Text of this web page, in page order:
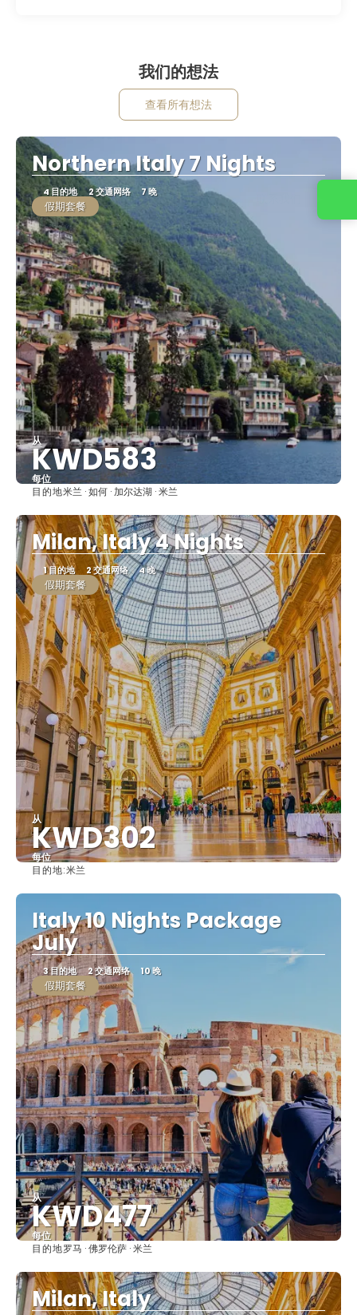
我们的想法
查看所有想法
Northern Italy 7 Nights
4 目的地 2 交通网络 7 晚
假期套餐
从
KWD583
每位
看到
目的地米兰 · 如何 · 加尔达湖 · 米兰
Milan, Italy 4 Nights
1 目的地 2 交通网络 4 晚
假期套餐
从
KWD302
每位
目的地:米兰
Italy 10 Nights Package
July
3 目的地 2 交通网络 10 晚
假期套餐
从
KWD477
每位
目的地罗马 · 佛罗伦萨 · 米兰
Milan, Italy